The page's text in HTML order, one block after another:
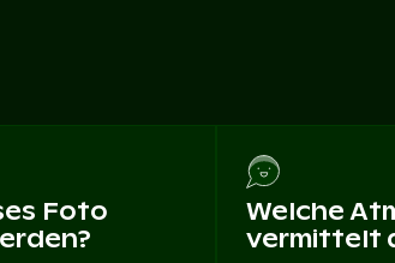
Foto
Welche
vermittelt